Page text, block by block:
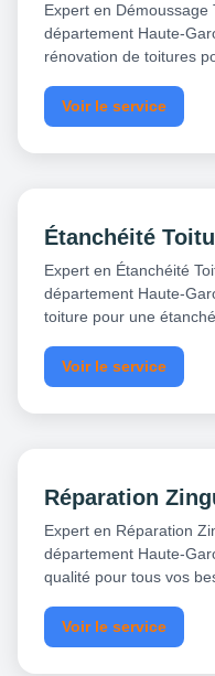
Expert en Démoussage
département Haute-
rénovation de toitures
Voir le service
Étanchéité
Expert en Étanchéité
département Haute-
toiture pour une
Voir le service
Réparation
Expert en Réparation
département Haute-
qualité pour tous vos
Voir le service